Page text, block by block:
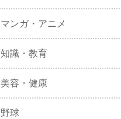
マンガ・アニメ
知識・教育
美容・健康
野球